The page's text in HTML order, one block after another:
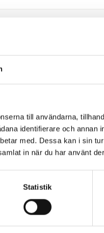
till användarna,
identifierare och annan
med. Dessa kan i sin
in när du har använt
Statistik
288/308 mm (brake disc)
bought